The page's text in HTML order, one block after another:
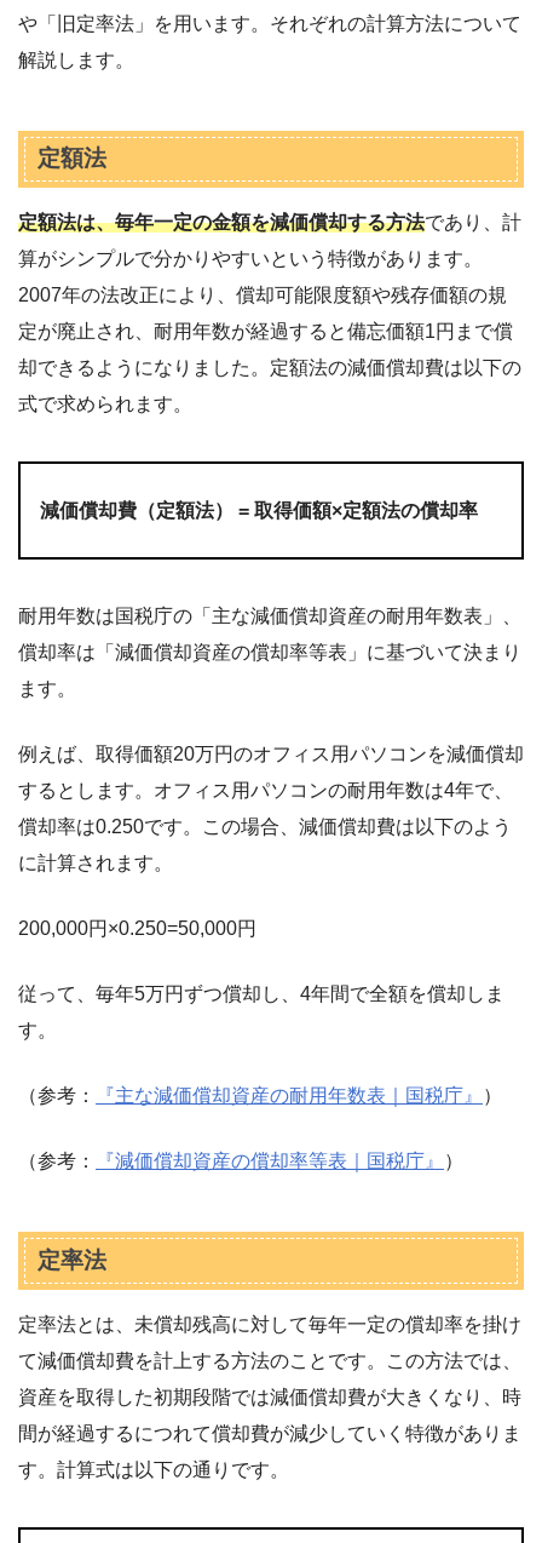
や「旧定率法」を用います。それぞれの計算方法について
解説します。
定額法
定額法は、毎年一定の金額を減価償却する方法であり、計
算がシンプルで分かりやすいという特徴があります。
2007年の法改正により、償却可能限度額や残存価額の規
定が廃止され、耐用年数が経過すると備忘価額1円まで償
却できるようになりました。定額法の減価償却費は以下の
式で求められます。
減価償却費（定額法） = 取得価額×定額法の償却率
耐用年数は国税庁の「主な減価償却資産の耐用年数表」、
償却率は「減価償却資産の償却率等表」に基づいて決まり
ます。
例えば、取得価額20万円のオフィス用パソコンを減価償却
するとします。オフィス用パソコンの耐用年数は4年で、
償却率は0.250です。この場合、減価償却費は以下のよう
に計算されます。
200,000円×0.250=50,000円
従って、毎年5万円ずつ償却し、4年間で全額を償却しま
す。
（参考： 『主な減価償却資産の耐用年数表｜国税庁』 ）
（参考： 『減価償却資産の償却率等表｜国税庁』 ）
定率法
定率法とは、未償却残高に対して毎年一定の償却率を掛け
て減価償却費を計上する方法のことです。この方法では、
資産を取得した初期段階では減価償却費が大きくなり、時
間が経過するにつれて償却費が減少していく特徴がありま
す。計算式は以下の通りです。